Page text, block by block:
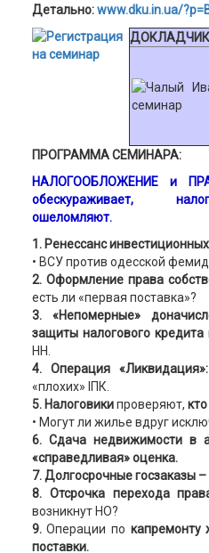
Детально:www.dku.in.ua/
ДОКЛАДЧИК
ПРОГРАММА СЕМИНАРА:
НАЛОГООБЛОЖЕНИЕ и
обескураживает,
ошеломляют.
1. Ренессанс
• ВСУ против одесской
2. Оформление права
есть ли «первая поставка»?
3. «Непомерные»
защиты налогового кредита
НН.
4. Операция «Ликвидация»:
«плохих» ІПК.
5. Налоговикипроверяют,
• Могут ли жилье вдруг
6. Сдача недвижимости в
«справедливая» оценка.
7. Долгосрочные госзаказы –
8. Отсрочка перехода
возникнут НО?
9.Операции по капремонту
поставки.